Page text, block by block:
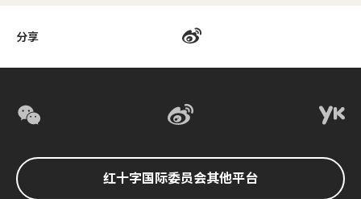
分享
红十字国际委员会其他平台